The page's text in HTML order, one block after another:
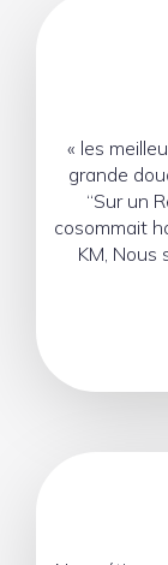
« les
grande
“Sur un
cosommait
KM, Nous